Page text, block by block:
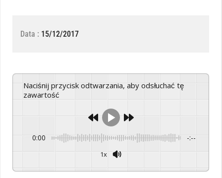
Data : 15/12/2017
Naciśnij przycisk odtwarzania, aby odsłuchać tę
zawartość
0:00 -:--
1x